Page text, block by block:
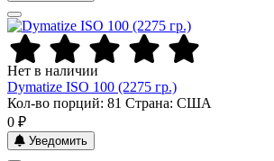
Нет в наличии
Dymatize ISO 100 (2275 гр.)
Кол-во порций: 81 Страна: США
0 ₽
Уведомить